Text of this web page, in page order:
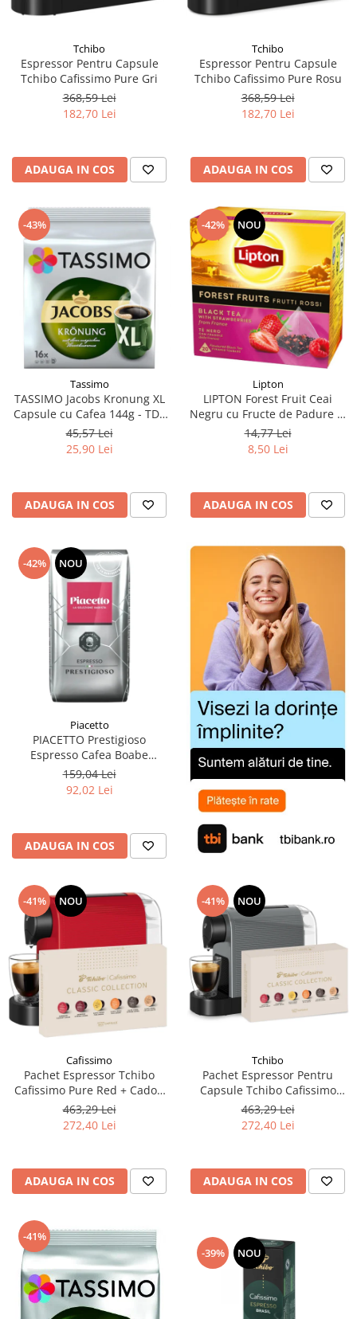
Tchibo
Espressor Pentru Capsule
Tchibo Cafissimo Pure Gri
368,59 Lei
182,70 Lei
ADAUGA IN COS
Tchibo
Espressor Pentru Capsule
Tchibo Cafissimo Pure Rosu
368,59 Lei
182,70 Lei
ADAUGA IN COS
-43%
Tassimo
TASSIMO Jacobs Kronung XL
Capsule cu Cafea 144g - TDV
11.08.2026
45,57 Lei
25,90 Lei
ADAUGA IN COS
-42% NOU
Lipton
LIPTON Forest Fruit Ceai
Negru cu Fructe de Padure si
Capsuni Piramide 20x2.1g
(TDV 30.08.2026)
14,77 Lei
8,50 Lei
ADAUGA IN COS
-42% NOU
Piacetto
PIACETTO Prestigioso
Espresso Cafea Boabe
Espresso 1kg - (TDV
14.09.2026)
159,04 Lei
92,02 Lei
ADAUGA IN COS
-41% NOU
Cafissimo
Pachet Espressor Tchibo
Cafissimo Pure Red + Cadou
60 de Capsule Cafissimo
Classic Collection
463,29 Lei
272,40 Lei
ADAUGA IN COS
-41% NOU
Tchibo
Pachet Espressor Pentru
Capsule Tchibo Cafissimo
Pure Grey + TCHIBO
CAFISSIMO Set Capsule 6
Sortimente - Bundle
463,29 Lei
272,40 Lei
ADAUGA IN COS
-41%
-39% NOU